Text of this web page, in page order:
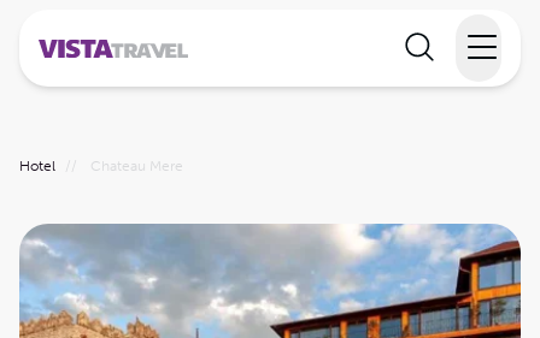
Temareiser
Reisekalender
Hotel // Chateau Mere